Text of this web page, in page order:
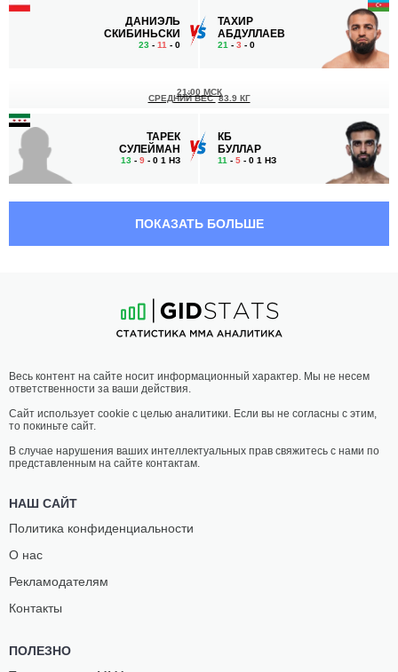
ДАНИЭЛЬ
СКИБИНЬСКИ
23 - 11 - 0
ТАХИР
АБДУЛЛАЕВ
21 - 3 - 0
ТАРЕК
СУЛЕЙМАН
13 - 9 - 0 1 НЗ
21:00 МСК
СРЕДНИЙ ВЕС 83.9 КГ
КБ
БУЛЛАР
11 - 5 - 0 1 НЗ
Ю
16- 4- 0 2 НЗ
20:00 МСК
ЛЕГЧАЙШИЙ ВЕС 61.2 КГ
ХАМИДОВ
ПОКАЗАТЬ БОЛЬШЕ
Весь контент на сайте носит информационный характер. Мы не несем
ответственности за ваши действия.
Сайт использует cookie с целью аналитики. Если вы не согласны с этим,
то покиньте сайт.
В случае нарушения ваших интеллектуальных прав свяжитесь с нами по
представленным на сайте контактам.
НАШ САЙТ
Политика конфиденциальности
О нас
Рекламодателям
Контакты
ПОЛЕЗНО